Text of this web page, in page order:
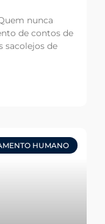
nunca
de contos de
sacolejos de
HUMANO